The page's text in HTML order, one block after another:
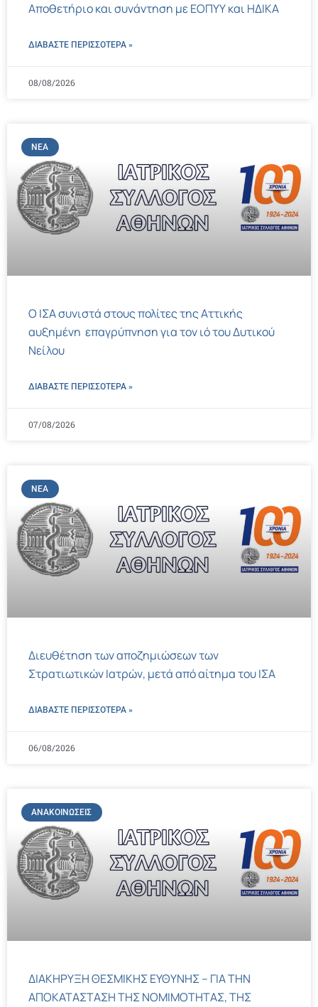
Αποθετήριο και συνάντηση με ΕΟΠΥΥ και ΗΔΙΚΑ
ΔΙΑΒΑΣΤΕ ΠΕΡΙΣΣΌΤΕΡΑ »
08/08/2026
ΝΈΑ
Ο ΙΣΑ συνιστά στους πολίτες της Αττικής
αυξημένη επαγρύπνηση για τον ιό του Δυτικού
Νείλου
ΔΙΑΒΑΣΤΕ ΠΕΡΙΣΣΌΤΕΡΑ »
07/08/2026
ΝΈΑ
Διευθέτηση των αποζημιώσεων των
Στρατιωτικών Ιατρών, μετά από αίτημα του ΙΣΑ
ΔΙΑΒΑΣΤΕ ΠΕΡΙΣΣΌΤΕΡΑ »
06/08/2026
ΑΝΑΚΟΙΝΏΣΕΙΣ
ΔΙΑΚΗΡΥΞΗ ΘΕΣΜΙΚΗΣ ΕΥΘΥΝΗΣ – ΓΙΑ ΤΗΝ
ΑΠΟΚΑΤΑΣΤΑΣΗ ΤΗΣ ΝΟΜΙΜΟΤΗΤΑΣ, ΤΗΣ